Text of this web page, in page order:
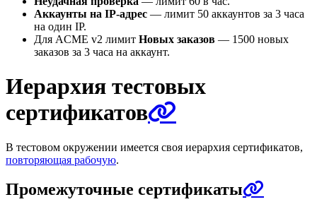
Аккаунты на IP-адрес — лимит 50 аккаунтов за 3 часа
на один IP.
Для ACME v2 лимит Новых заказов — 1500 новых
заказов за 3 часа на аккаунт.
Иерархия тестовых
сертификатов
В тестовом окружении имеется своя иерархия сертификатов,
повторяющая рабочую.
Промежуточные сертификаты